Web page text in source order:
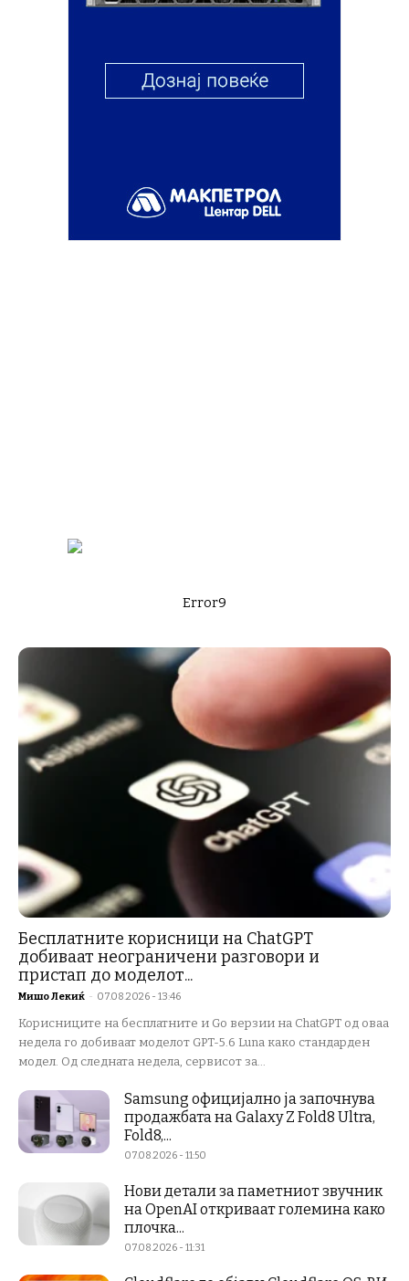
Error9
Бесплатните корисници на ChatGPT
добиваат неограничени разговори и
пристап до моделот...
Мишо Лекиќ - 07.08.2026 - 13:46
Корисниците на бесплатните и Go верзии на ChatGPT од оваа
недела го добиваат моделот GPT-5.6 Luna како стандарден
модел. Од следната недела, сервисот за...
Samsung официјално ја започнува
продажбата на Galaxy Z Fold8 Ultra,
Fold8,...
07.08.2026 - 11:50
Нови детали за паметниот звучник
на OpenAI откриваат големина како
плочка...
07.08.2026 - 11:31